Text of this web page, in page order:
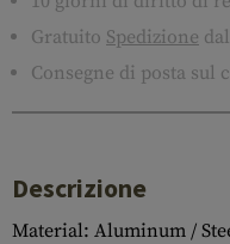
Gratuito Spedizione
Consegne di posta sul
Descrizione
Material: Aluminum /